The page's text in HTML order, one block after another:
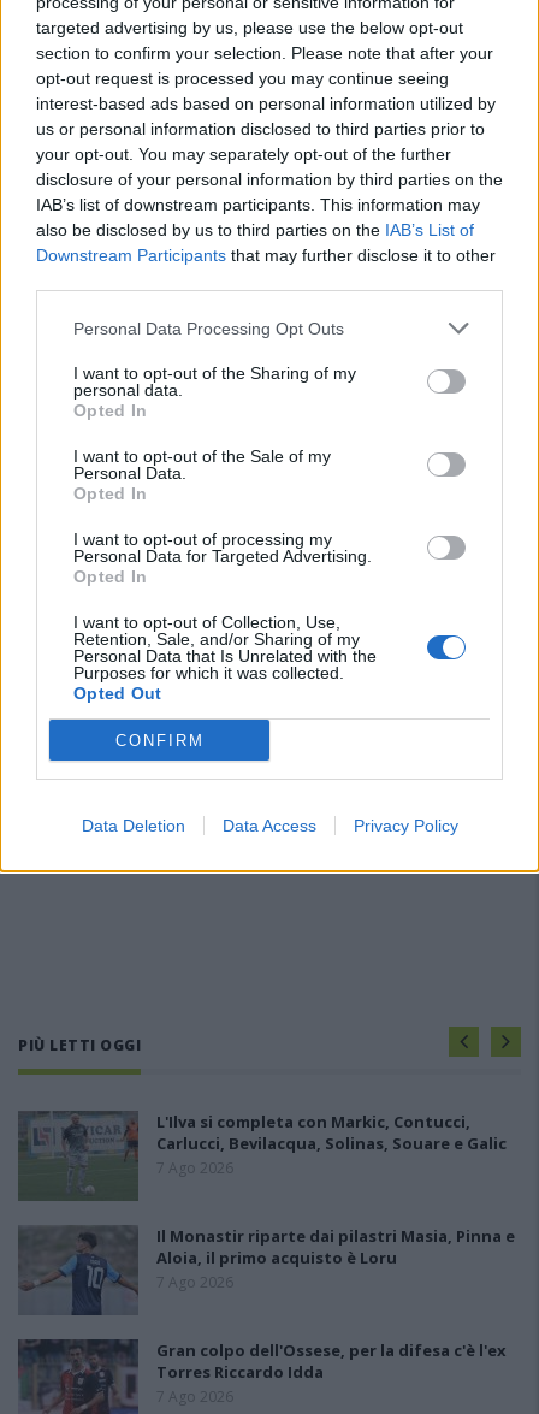
targeted advertising by us, please use the below opt-out
section to confirm your selection. Please note that after your
opt-out request is processed you may continue seeing
interest-based ads based on personal information utilized by
us or personal information disclosed to third parties prior to
your opt-out. You may separately opt-out of the further
disclosure of your personal information by third parties on the
IAB’s list of downstream participants. This information may
also be disclosed by us to third parties on the IAB’s List of
Downstream Participants that may further disclose it to other
Personal Data Processing Opt Outs
I want to opt-out of the Sharing of my
personal data.
Opted In
I want to opt-out of the Sale of my
Personal Data.
Opted In
I want to opt-out of processing my
Personal Data for Targeted Advertising.
Opted In
I want to opt-out of Collection, Use,
Retention, Sale, and/or Sharing of my
Personal Data that Is Unrelated with the
Purposes for which it was collected.
Opted Out
CONFIRM
Data Deletion Data Access Privacy Policy
Playout: Sestu, Santa Giusta, Silanus e
Malaspina salve, Bariese, Barumini, Siniscola
e Sennori in Seconda
25 Mag 2026
PIÙ LETTI OGGI
L'Ilva si completa con Markic, Contucci,
Carlucci, Bevilacqua, Solinas, Souare e Galic
7 Ago 2026
Il Monastir riparte dai pilastri Masia, Pinna e
Aloia, il primo acquisto è Loru
7 Ago 2026
Gran colpo dell'Ossese, per la difesa c'è l'ex
Torres Riccardo Idda
7 Ago 2026